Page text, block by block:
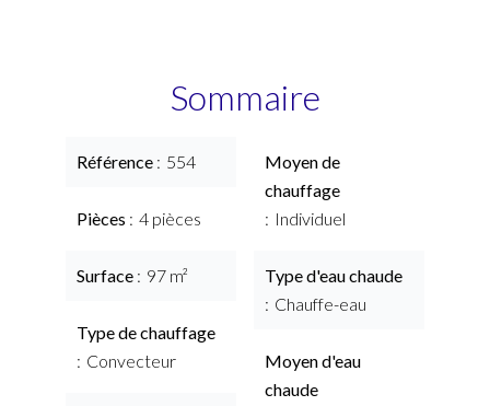
Sommaire
Référence 554
Pièces 4 pièces
Surface 97 m²
Type de chauffage
Convecteur
Moyen de
chauffage
Individuel
Type d'eau chaude
Chauffe-eau
Moyen d'eau
chaude